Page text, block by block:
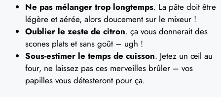
Ne pas mélanger trop longtemps. La pâte doit être
légère et aérée, alors doucement sur le mixeur !
Oublier le zeste de citron. ça vous donnerait des
scones plats et sans goût – ugh !
Sous-estimer le temps de cuisson. Jetez un œil au
four, ne laissez pas ces merveilles brûler – vos
papilles vous détesteront pour ça.